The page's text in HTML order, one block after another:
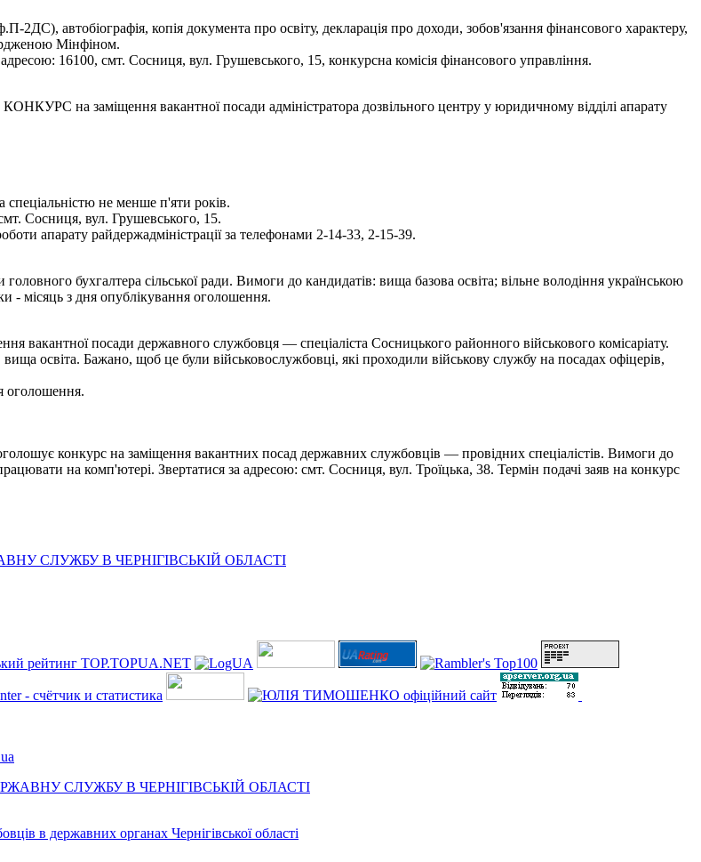
2ДС), автобіографія, копія документа про освіту, декларація про доходи, зобов'язання фінансового характеру,
Мінфіном.
16100, смт. Сосниця, вул. Грушевського, 15, конкурсна комісія фінансового управління.
вакантної посади адміністратора дозвільного центру у юридичному відділі апарату
не менше п'яти років.
Сосниця, вул. Грушевського, 15.
апарату райдержадміністрації за телефонами 2-14-33, 2-15-39.
бухгалтера сільської ради. Вимоги до кандидатів: вища базова освіта; вільне володіння українською
- місяць з дня опублікування оголошення.
вакантної посади державного службовця — спеціаліста Сосницького районного військового комісаріату.
освіта. Бажано, щоб це були військовослужбовці, які проходили військову службу на посадах офіцерів,
оголошення.
конкурс на заміщення вакантних посад державних службовців — провідних спеціалістів. Вимоги до
на комп'ютері. Звертатися за адресою: смт. Сосниця, вул. Троїцька, 38. Термін подачі заяв на конкурс
СЛУЖБУ В ЧЕРНІГІВСЬКІЙ ОБЛАСТІ
СЛУЖБУ В ЧЕРНІГІВСЬКІЙ ОБЛАСТІ
в державних органах Чернігівської області